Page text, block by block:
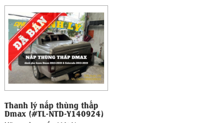
Thanh lý nắp thùng thấp
Dmax (#TL-NTD-Y140924)